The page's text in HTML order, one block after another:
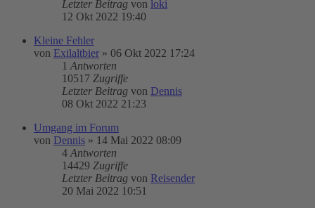
Letzter Beitrag von loki
12 Okt 2022 19:40
Kleine Fehler
von Exilaltbier » 06 Okt 2022 17:24
1 Antworten
10517 Zugriffe
Letzter Beitrag von Dennis
08 Okt 2022 21:23
Umgang im Forum
von Dennis » 14 Mai 2022 08:09
4 Antworten
14429 Zugriffe
Letzter Beitrag von Reisender
20 Mai 2022 10:51